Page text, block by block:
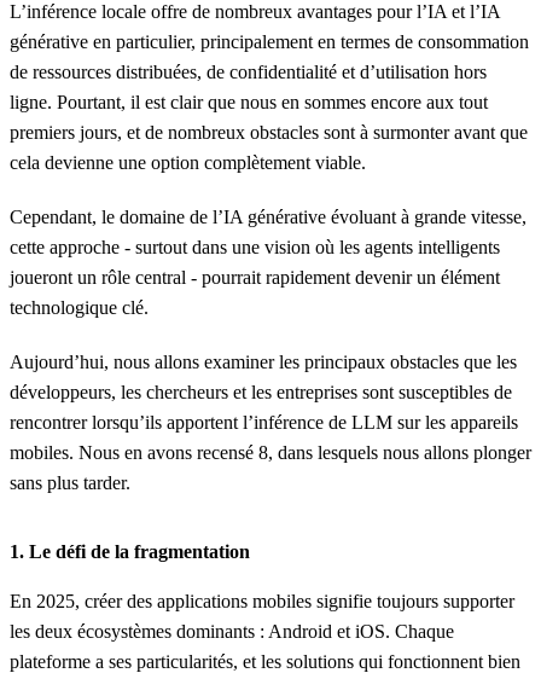
L’inférence locale offre de nombreux avantages pour l’IA et l’IA
générative en particulier, principalement en termes de consommation
de ressources distribuées, de confidentialité et d’utilisation hors
ligne. Pourtant, il est clair que nous en sommes encore aux tout
premiers jours, et de nombreux obstacles sont à surmonter avant que
cela devienne une option complètement viable.
Cependant, le domaine de l’IA générative évoluant à grande vitesse,
cette approche - surtout dans une vision où les agents intelligents
joueront un rôle central - pourrait rapidement devenir un élément
technologique clé.
Aujourd’hui, nous allons examiner les principaux obstacles que les
développeurs, les chercheurs et les entreprises sont susceptibles de
rencontrer lorsqu’ils apportent l’inférence de LLM sur les appareils
mobiles. Nous en avons recensé 8, dans lesquels nous allons plonger
sans plus tarder.
1. Le défi de la fragmentation
En 2025, créer des applications mobiles signifie toujours supporter
les deux écosystèmes dominants : Android et iOS. Chaque
plateforme a ses particularités, et les solutions qui fonctionnent bien